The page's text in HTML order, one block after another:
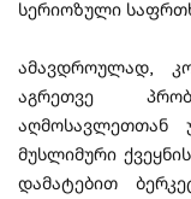
სერიოზული
ამავდროულად,
აგრეთვე
აღმოსავლეთთან
მუსლიმური
დამატებით